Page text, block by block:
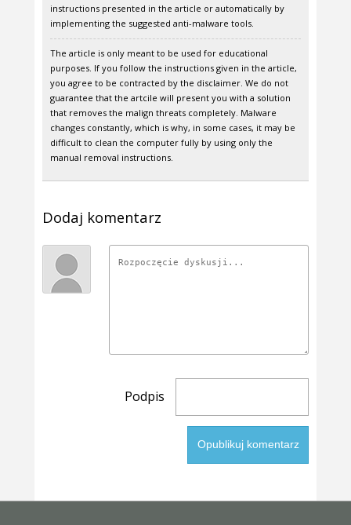
instructions presented in the article or automatically by
implementing the suggested anti-malware tools.
The article is only meant to be used for educational
purposes. If you follow the instructions given in the article,
you agree to be contracted by the disclaimer. We do not
guarantee that the artcile will present you with a solution
that removes the malign threats completely. Malware
changes constantly, which is why, in some cases, it may be
difficult to clean the computer fully by using only the
manual removal instructions.
Dodaj komentarz
Podpis